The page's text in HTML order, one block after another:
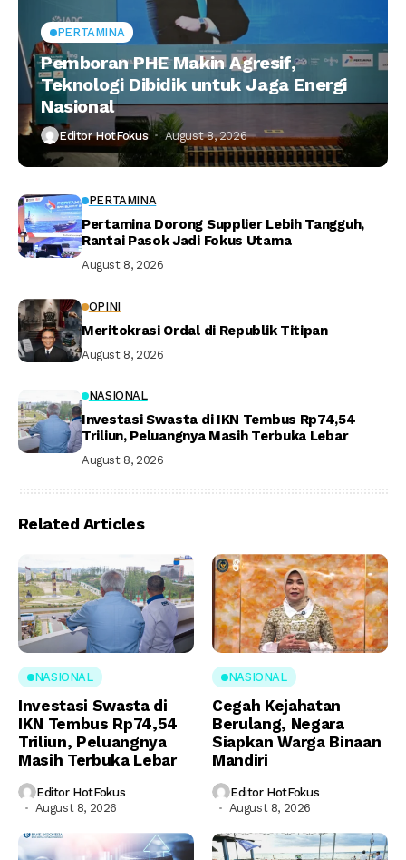
PERTAMINA
Pemboran PHE Makin Agresif,
Teknologi Dibidik untuk Jaga Energi
Nasional
Editor HotFokus August 8, 2026
PERTAMINA
Pertamina Dorong Supplier Lebih Tangguh,
Rantai Pasok Jadi Fokus Utama
August 8, 2026
OPINI
Meritokrasi Ordal di Republik Titipan
August 8, 2026
NASIONAL
Investasi Swasta di IKN Tembus Rp74,54
Triliun, Peluangnya Masih Terbuka Lebar
August 8, 2026
Related Articles
NASIONAL
Investasi Swasta di
IKN Tembus Rp74,54
Triliun, Peluangnya
Masih Terbuka Lebar
Editor HotFokus
August 8, 2026
NASIONAL
Cegah Kejahatan
Berulang, Negara
Siapkan Warga Binaan
Mandiri
Editor HotFokus
August 8, 2026